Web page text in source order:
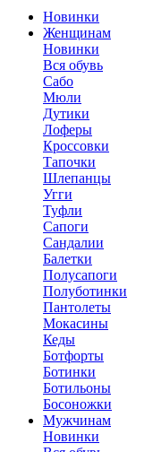
Новинки
Женщинам
Новинки
Вся обувь
Сабо
Мюли
Дутики
Лоферы
Кроссовки
Тапочки
Шлепанцы
Угги
Туфли
Сапоги
Сандалии
Балетки
Полусапоги
Полуботинки
Пантолеты
Мокасины
Кеды
Ботфорты
Ботинки
Ботильоны
Босоножки
Мужчинам
Новинки